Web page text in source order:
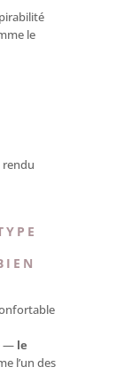
le
rendu
— le
l’un des